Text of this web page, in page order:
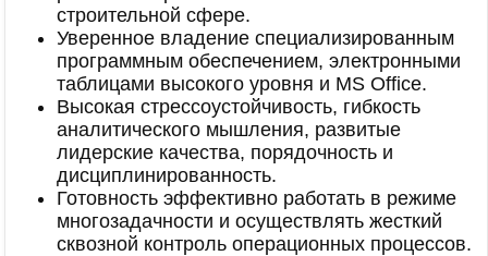
строительной сфере.
Уверенное владение специализированным
программным обеспечением, электронными
таблицами высокого уровня и MS Office.
Высокая стрессоустойчивость, гибкость
аналитического мышления, развитые
лидерские качества, порядочность и
дисциплинированность.
Готовность эффективно работать в режиме
многозадачности и осуществлять жесткий
сквозной контроль операционных процессов.